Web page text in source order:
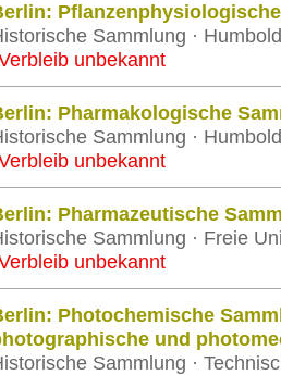
Sammlung ·
unbekannt
Pharmakologische
Sammlung ·
unbekannt
Pharmazeutische
Sammlung · Freie
unbekannt
Photochemische
und
Sammlung ·